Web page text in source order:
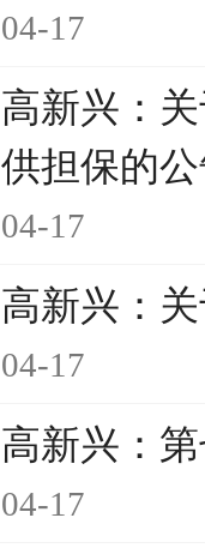
04-17
高新兴：
供担保的
04-17
高新兴：
04-17
高新兴：
04-17